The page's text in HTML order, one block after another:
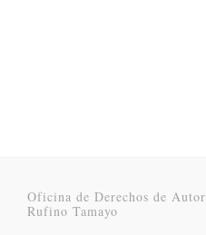
Oficina de Derechos de Autor
Rufino Tamayo